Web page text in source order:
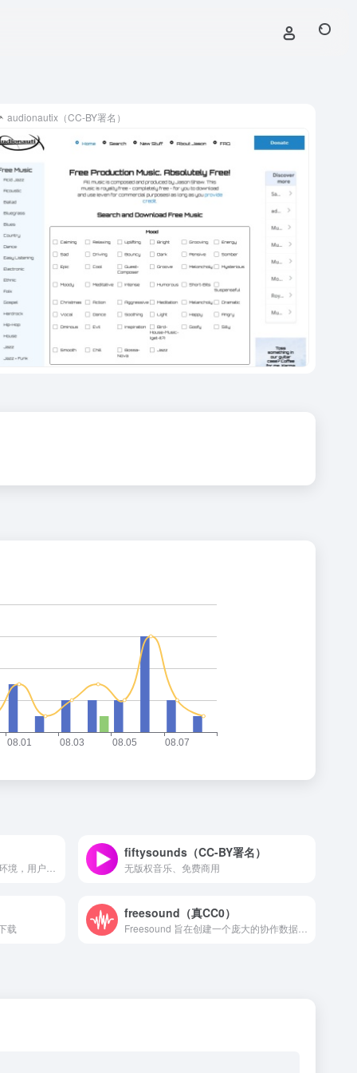
audionautix（CC-BY署名）
fiftysounds（CC-BY署名）
无版权音乐、免费商用
载
freesound（真CC0）